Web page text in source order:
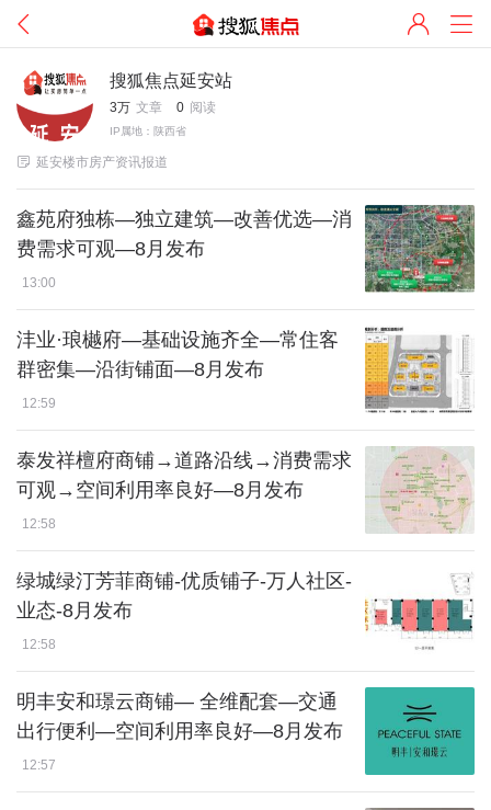
搜狐焦点延安站
3万 文章 0 阅读
IP属地：陕西省
 延安楼市房产资讯报道
鑫苑府独栋—独立建筑—改善优选—消
费需求可观—8月发布
13:00
沣业·琅樾府—基础设施齐全—常住客
群密集—沿街铺面—8月发布
12:59
泰发祥檀府商铺→道路沿线→消费需求
可观→空间利用率良好—8月发布
12:58
绿城绿汀芳菲商铺-优质铺子-万人社区-
业态-8月发布
12:58
明丰安和璟云商铺— 全维配套—交通
出行便利—空间利用率良好—8月发布
12:57